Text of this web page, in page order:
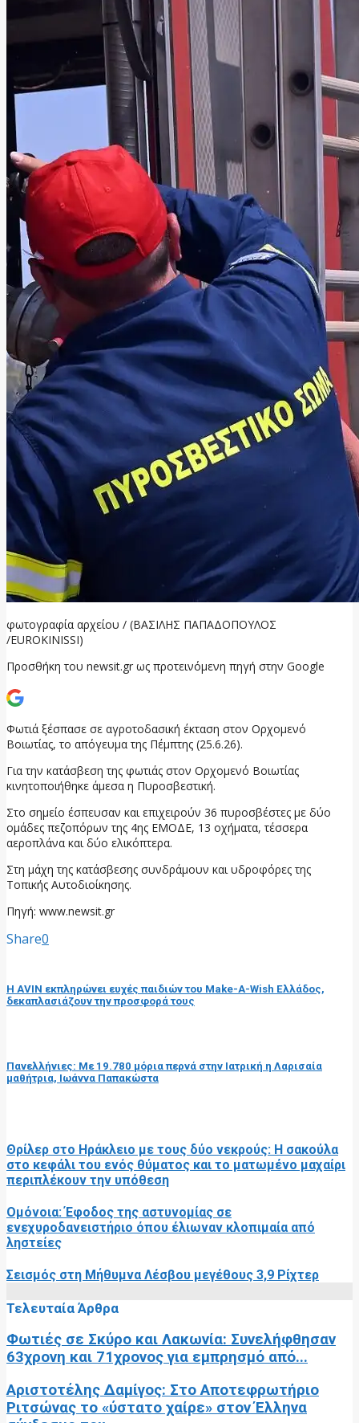
φωτογραφία αρχείου / (ΒΑΣΙΛΗΣ ΠΑΠΑΔΟΠΟΥΛΟΣ
/EUROKINISSI)
Προσθήκη του newsit.gr ως προτεινόμενη πηγή στην Google
Φωτιά ξέσπασε σε αγροτοδασική έκταση στον Ορχομενό
Βοιωτίας, το απόγευμα της Πέμπτης (25.6.26).
Για την κατάσβεση της φωτιάς στον Ορχομενό Βοιωτίας
κινητοποιήθηκε άμεσα η Πυροσβεστική.
Στο σημείο έσπευσαν και επιχειρούν 36 πυροσβέστες με δύο
ομάδες πεζοπόρων της 4ης ΕΜΟΔΕ, 13 οχήματα, τέσσερα
αεροπλάνα και δύο ελικόπτερα.
Στη μάχη της κατάσβεσης συνδράμουν και υδροφόρες της
Τοπικής Αυτοδιοίκησης.
Πηγή: www.newsit.gr
Share0
Η ΑVIN εκπληρώνει ευχές παιδιών του Make-A-Wish Ελλάδος,
δεκαπλασιάζουν την προσφορά τους
Πανελλήνιες: Με 19.780 μόρια περνά στην Ιατρική η Λαρισαία
μαθήτρια, Ιωάννα Παπακώστα
Θρίλερ στο Ηράκλειο με τους δύο νεκρούς: Η σακούλα
στο κεφάλι του ενός θύματος και το ματωμένο μαχαίρι
περιπλέκουν την υπόθεση
Ομόνοια: Έφοδος της αστυνομίας σε
ενεχυροδανειστήριο όπου έλιωναν κλοπιμαία από
ληστείες
Σεισμός στη Μήθυμνα Λέσβου μεγέθους 3,9 Ρίχτερ
Τελευταία Άρθρα
Φωτιές σε Σκύρο και Λακωνία: Συνελήφθησαν
63χρονη και 71χρονος για εμπρησμό από...
Αριστοτέλης Δαμίγος: Στο Αποτεφρωτήριο
Ριτσώνας το «ύστατο χαίρε» στον Έλληνα